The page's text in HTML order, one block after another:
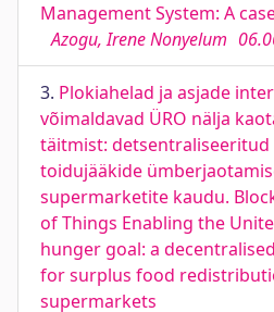
Management System: A
Azogu, Irene Nonyelum
3. Plokiahelad ja asjade
võimaldavad ÜRO nälja
täitmist:
toidujääkide
supermarketite kaudu.
of Things Enabling the
hunger goal: a
for surplus food
supermarkets